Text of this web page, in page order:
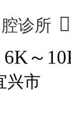
诊所 
6K～
兴市